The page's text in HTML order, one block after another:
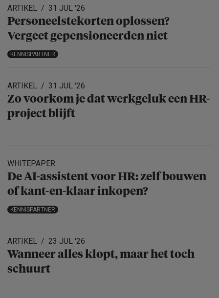
ARTIKEL 31 JUL '26
Personeels­te­korten oplossen?
Vergeet gepensio­neerden niet
KENNISPARTNER
ARTIKEL 31 JUL '26
Zo voorkom je dat werkgeluk een HR-
project blijft
WHITEPAPER
De AI-assistent voor HR: zelf bouwen
of kant-en-klaar inkopen?
KENNISPARTNER
ARTIKEL 23 JUL '26
Wanneer alles klopt, maar het toch
schuurt